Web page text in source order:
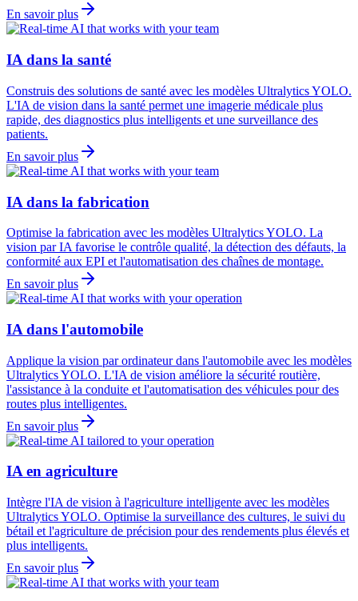
En savoir plus
IA dans la santé
Construis des solutions de santé avec les modèles Ultralytics YOLO.
L'IA de vision dans la santé permet une imagerie médicale plus
rapide, des diagnostics plus intelligents et une surveillance des
patients.
En savoir plus
IA dans la fabrication
Optimise la fabrication avec les modèles Ultralytics YOLO. La
vision par IA favorise le contrôle qualité, la détection des défauts, la
conformité aux EPI et l'automatisation des chaînes de montage.
En savoir plus
IA dans l'automobile
Applique la vision par ordinateur dans l'automobile avec les modèles
Ultralytics YOLO. L'IA de vision améliore la sécurité routière,
l'assistance à la conduite et l'automatisation des véhicules pour des
routes plus intelligentes.
En savoir plus
IA en agriculture
Intègre l'IA de vision à l'agriculture intelligente avec les modèles
Ultralytics YOLO. Optimise la surveillance des cultures, le suivi du
bétail et l'agriculture de précision pour des rendements plus élevés et
plus intelligents.
En savoir plus